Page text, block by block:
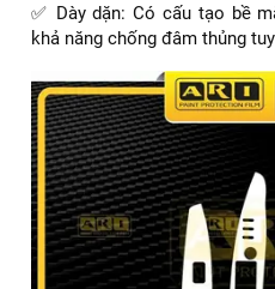
✅ Dày dặn: Có cấu tạo bề
khả năng chống đâm thủng